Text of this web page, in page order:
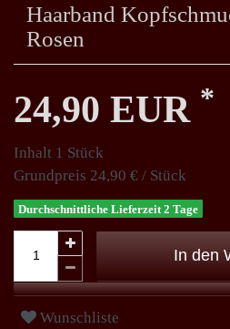
Haarband
Rosen
24,90 EUR *
Inhalt 1 Stück
Grundpreis 24,90 € / Stück
Durchschnittliche Lieferzeit 2 Tage
In den
Wunschliste